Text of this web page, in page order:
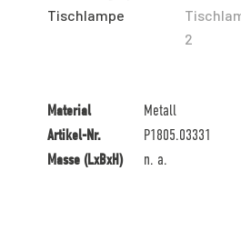
Material
Metall
Artikel-Nr.
P1805.03331
Masse (LxBxH)
n. a.